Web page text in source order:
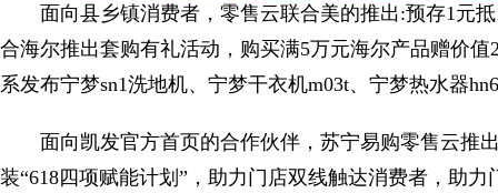
面向县乡镇消费者，零售云联合美的推出:预存1元
合海尔推出套购有礼活动，购买满5万元海尔产品赠价
系发布宁梦sn1洗地机、宁梦干衣机m03t、宁梦热水器
面向凯发官方首页的合作伙伴，苏宁易购零售云推
装“618四项赋能计划”，助力门店双线触达消费者，助